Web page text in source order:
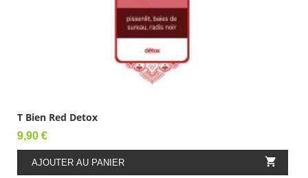
T Bien Red Detox
Prix
9,90 €
AJOUTER AU PANIER 